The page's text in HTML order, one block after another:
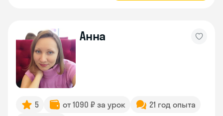
Анна
5 от 1090 ₽ за урок
21 год опыта